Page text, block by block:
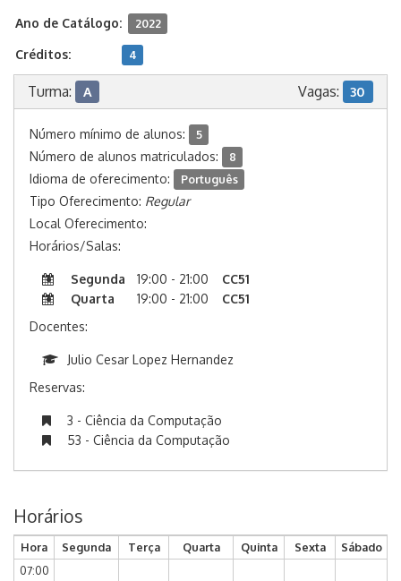
Ano de Catálogo: 2022
Créditos: 4
Turma: A Vagas: 30
Número mínimo de alunos: 5
Número de alunos matriculados: 8
Idioma de oferecimento: Português
Tipo Oferecimento: Regular
Local Oferecimento:
Horários/Salas:
Segunda 19:00 - 21:00
CC51
Quarta
19:00 - 21:00
CC51
Docentes:
Julio Cesar Lopez Hernandez
Reservas:
3 - Ciência da Computação
53 - Ciência da Computação
Horários
Hora Segunda Terça Quarta Quinta Sexta
Sábado
07:00